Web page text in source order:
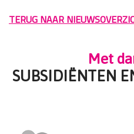
TERUG NAAR
Met
SUBSIDIËNTEN